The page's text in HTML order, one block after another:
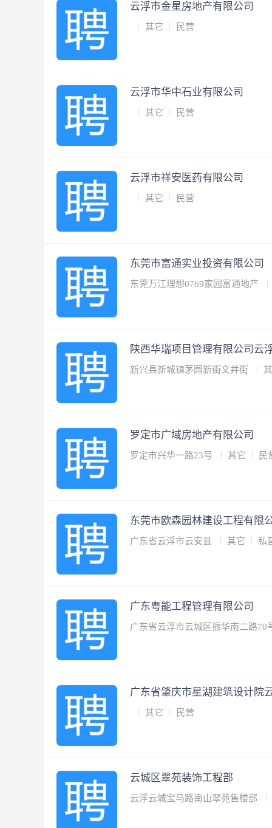
云浮市金星房地产有限公司
其它 民营
云浮市华中石业有限公司
其它 民营
云浮市祥安医药有限公司
其它 民营
东莞市富通实业投资有限公司
东莞万江理想0769家园富通地产
陕西华瑞项目管理有限公司云
新兴县新城镇茅园新街文井街
罗定市广域房地产有限公司
罗定市兴华一路23号 其它 民
东莞市欧森园林建设工程有限
广东省云浮市云安县 其它 私
广东粤能工程管理有限公司
广东省云浮市云城区振华南二路70
广东省肇庆市星湖建筑设计院
其它 民营
云城区翠苑装饰工程部
云浮云城宝马路南山翠苑售楼部